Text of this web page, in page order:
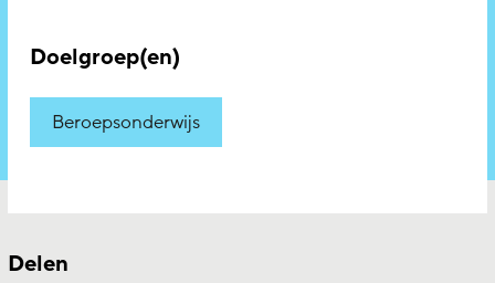
Doelgroep(en)
Beroepsonderwijs
Delen